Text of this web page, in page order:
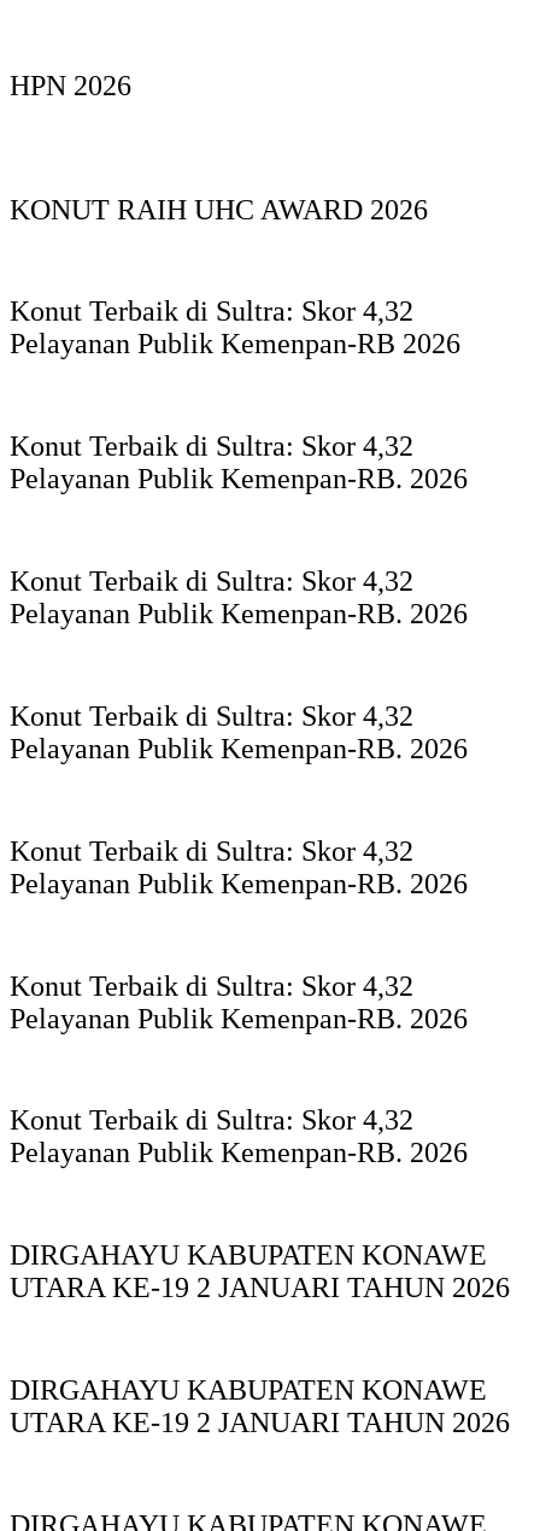
HPN 2026
KONUT RAIH UHC AWARD 2026
Konut Terbaik di Sultra: Skor 4,32
Pelayanan Publik Kemenpan-RB 2026
Konut Terbaik di Sultra: Skor 4,32
Pelayanan Publik Kemenpan-RB. 2026
Konut Terbaik di Sultra: Skor 4,32
Pelayanan Publik Kemenpan-RB. 2026
Konut Terbaik di Sultra: Skor 4,32
Pelayanan Publik Kemenpan-RB. 2026
Konut Terbaik di Sultra: Skor 4,32
Pelayanan Publik Kemenpan-RB. 2026
Konut Terbaik di Sultra: Skor 4,32
Pelayanan Publik Kemenpan-RB. 2026
Konut Terbaik di Sultra: Skor 4,32
Pelayanan Publik Kemenpan-RB. 2026
DIRGAHAYU KABUPATEN KONAWE
UTARA KE-19 2 JANUARI TAHUN 2026
DIRGAHAYU KABUPATEN KONAWE
UTARA KE-19 2 JANUARI TAHUN 2026
DIRGAHAYU KABUPATEN KONAWE